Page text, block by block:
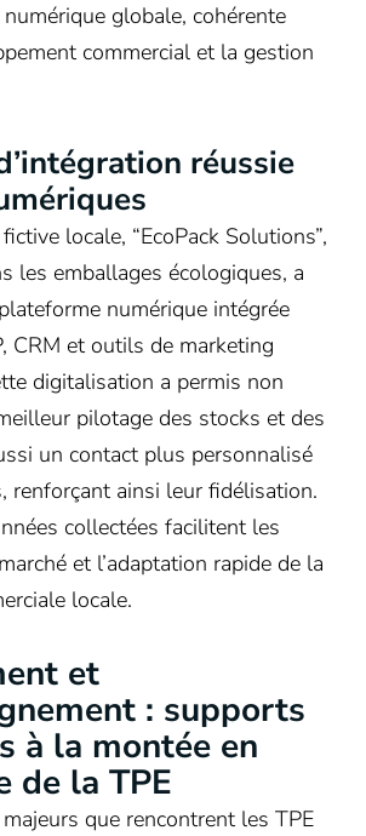
numérique globale, cohérente
commercial et la gestion
réussie
locale, “EcoPack Solutions”,
les emballages écologiques, a
numérique intégrée
CRM et outils de marketing
digitalisation a permis non
pilotage des stocks et des
un contact plus personnalisé
renforçant ainsi leur fidélisation.
collectées facilitent les
et l’adaptation rapide de la
locale.
et
: supports
à la montée en
de la TPE
que rencontrent les TPE